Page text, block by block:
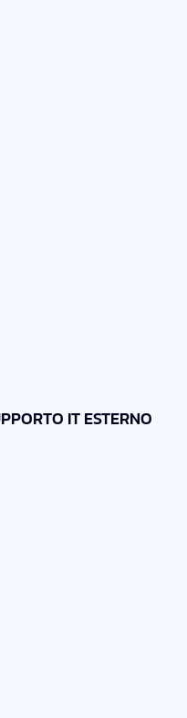
IT ESTERNO